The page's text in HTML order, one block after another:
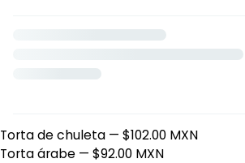
Gringa de asada— $54.00 MXN
— $86.00 MXN
Torta de chuleta — $102.00 MXN
Torta árabe — $92.00 MXN